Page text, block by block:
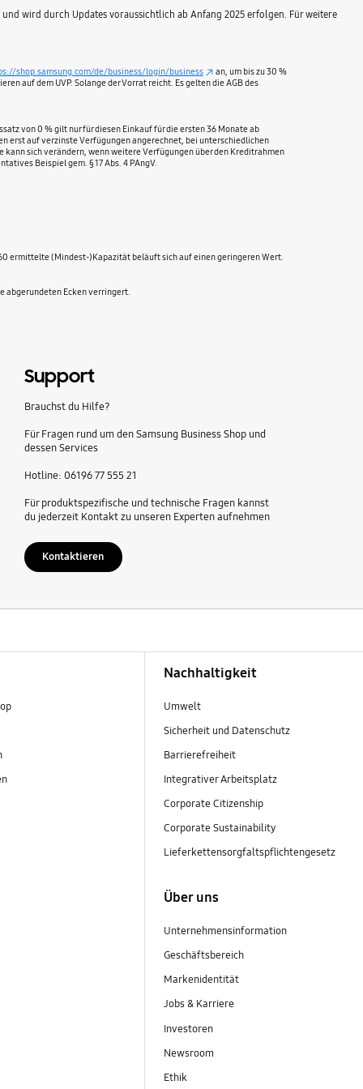
wird durch Updates voraussichtlich ab Anfang 2025 erfolgen. Für weitere
shop.samsung.com/de/business/login/business
an, um bis zu 30 %
auf dem UVP. Solange der Vorrat reicht. Es gelten die AGB des
von 0 % gilt nur für diesen Einkauf für die ersten 36 Monate ab
erst auf verzinste Verfügungen angerechnet, bei unterschiedlichen
sich verändern, wenn weitere Verfügungen über den Kreditrahmen
Beispiel gem. § 17 Abs. 4 PAngV.
ermittelte (Mindest-)Kapazität beläuft sich auf einen geringeren Wert.
abgerundeten Ecken verringert.
Support
Brauchst du Hilfe?
Für Fragen rund um den Samsung Business Shop und
dessen Services
Hotline: 06196 77 555 21
Für produktspezifische und technische Fragen kannst
du jederzeit Kontakt zu unseren Experten aufnehmen
Kontaktieren
Nachhaltigkeit
Umwelt
Sicherheit und Datenschutz
Barrierefreiheit
Integrativer Arbeitsplatz
Corporate Citizenship
Corporate Sustainability
Lieferkettensorgfaltspflichtengesetz
Über uns
Unternehmensinformation
Geschäftsbereich
Markenidentität
Jobs & Karriere
Investoren
Newsroom
Ethik